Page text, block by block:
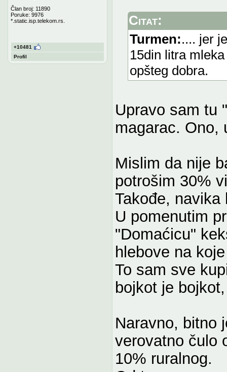
Član broj: 11890
Poruke: 9976
*.static.isp.telekom.rs.
+10481
Profil
Citat:
Turmen:.... jer
15din litra
opšteg dobra.
Upravo sam tu
magarac. Ono,
Mislim da nije
potrošim 30%
Takođe, navika
U pomenutim
"Domaćicu"
hlebove na
To sam sve
bojkot je
Naravno, bitno
verovatno čulo
10% ruralnog.